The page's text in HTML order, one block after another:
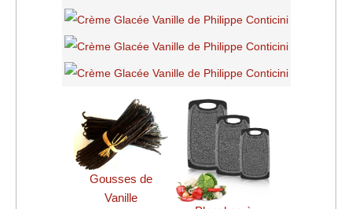
Gousses de
Vanille